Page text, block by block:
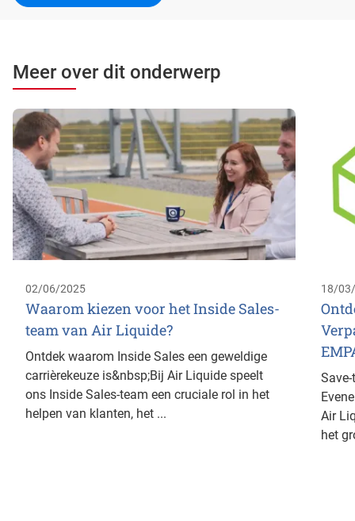
Meer over dit onderwerp
02/06/2025
Waarom kiezen voor het Inside Sales-
team van Air Liquide?
Ontdek waarom Inside Sales een geweldige
carrièrekeuze is&nbsp;Bij Air Liquide speelt
ons Inside Sales-team een cruciale rol in het
helpen van klanten, het ...
18/
Air
het